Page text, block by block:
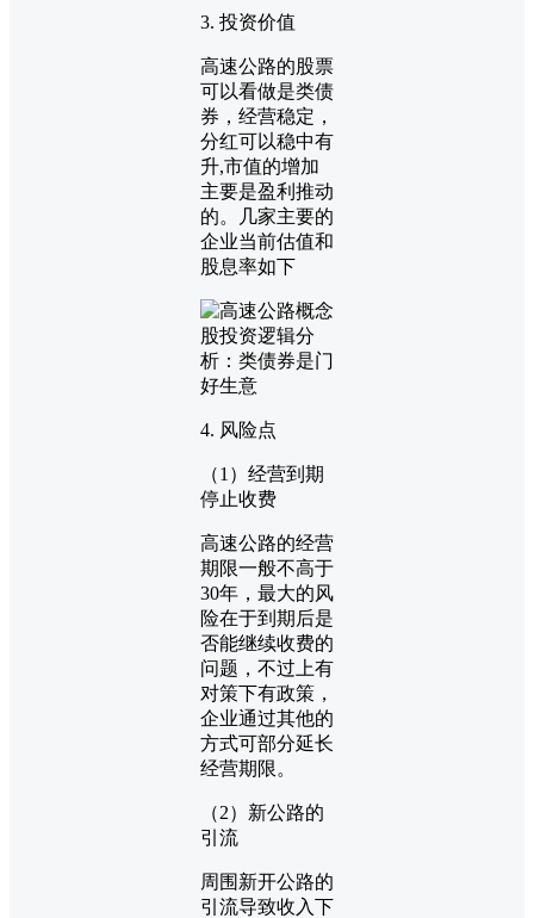
3. 投资价值
高速公路的股票
可以看做是类债
券，经营稳定，
分红可以稳中有
升,市值的增加
主要是盈利推动
的。几家主要的
企业当前估值和
股息率如下
4. 风险点
（1）经营到期
停止收费
高速公路的经营
期限一般不高于
30年，最大的风
险在于到期后是
否能继续收费的
问题，不过上有
对策下有政策，
企业通过其他的
方式可部分延长
经营期限。
（2）新公路的
引流
周围新开公路的
引流导致收入下